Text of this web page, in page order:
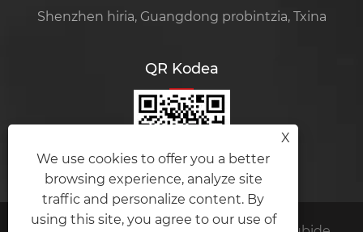
Shenzhen hiria, Guangdong probintzia, Txina
QR Kodea
X
We use cookies to offer you a better
browsing experience, analyze site
traffic and personalize content. By
using this site, you agree to our use of